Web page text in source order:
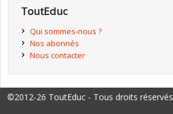
ToutEduc
Qui sommes-nous ?
Nos abonnés
Nous contacter
©2012-26 ToutEduc - Tous droits réservés